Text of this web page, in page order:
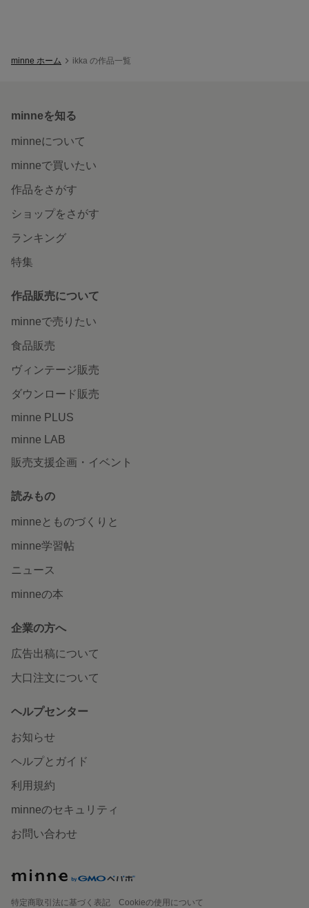
minne ホーム ikka の作品一覧
minneを知る
minneについて
minneで買いたい
作品をさがす
ショップをさがす
ランキング
特集
作品販売について
minneで売りたい
食品販売
ヴィンテージ販売
ダウンロード販売
minne PLUS
minne LAB
販売支援企画・イベント
読みもの
minneとものづくりと
minne学習帖
ニュース
minneの本
企業の方へ
広告出稿について
大口注文について
ヘルプセンター
お知らせ
ヘルプとガイド
利用規約
minneのセキュリティ
お問い合わせ
特定商取引法に基づく表記
Cookieの使用について